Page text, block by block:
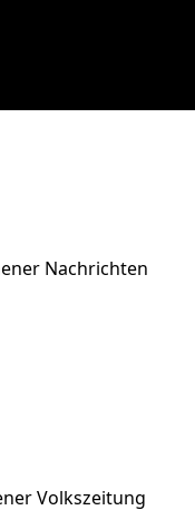
Nachrichten
Volkszeitung